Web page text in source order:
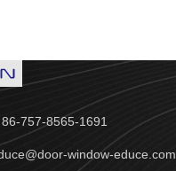
757-8565-1691
window-educe.com